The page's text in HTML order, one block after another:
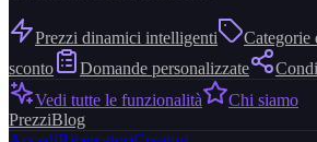
Prezzi dinamici intelligenti Categorie
sconto
Domande personalizzate
Vedi tutte le funzionalità
Chi siamo
PrezziBlog